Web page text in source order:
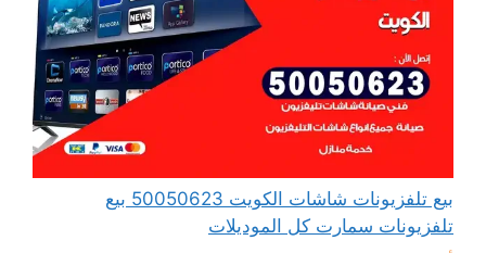
بيع تلفزيونات شاشات الكويت 50050623 بيع
تلفزيونات سمارت كل الموديلات